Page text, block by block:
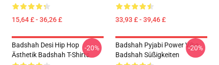
15,64 £ - 36,26 £ 33,93 £ - 39,46 £
Badshah Desi Hip Hop
Ästhetik Badshah T-Shirts
-20%
Badshah Pyjabi Power Vibe
Badshah Süßigkeiten
-20%